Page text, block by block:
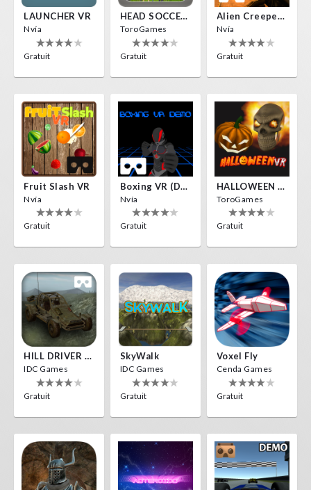
LAUNCHER VR
Nvía
Gratuit
HEAD SOCCER VR
ToroGames
Gratuit
Alien Creepers VR
Nvía
Gratuit
Fruit Slash VR
Nvía
Gratuit
Boxing VR (Demo)
Nvía
Gratuit
HALLOWEEN VR
ToroGames
Gratuit
HILL DRIVER VR
IDC Games
Gratuit
SkyWalk
IDC Games
Gratuit
Voxel Fly
Cenda Games
Gratuit